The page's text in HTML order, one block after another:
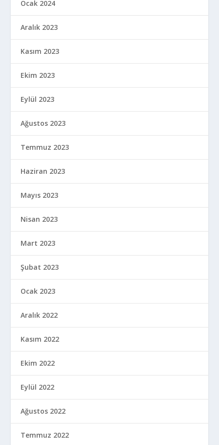
Ocak 2024
Aralık 2023
Kasım 2023
Ekim 2023
Eylül 2023
Ağustos 2023
Temmuz 2023
Haziran 2023
Mayıs 2023
Nisan 2023
Mart 2023
Şubat 2023
Ocak 2023
Aralık 2022
Kasım 2022
Ekim 2022
Eylül 2022
Ağustos 2022
Temmuz 2022